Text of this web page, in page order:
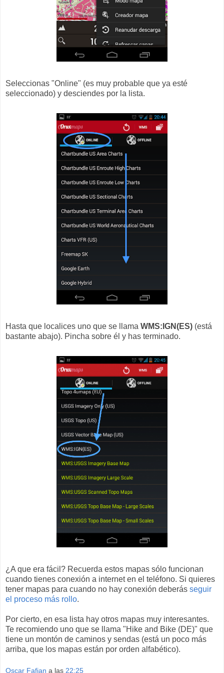
Seleccionas "Online" (es muy probable que ya esté
seleccionado) y desciendes por la lista.
Hasta que localices uno que se llama WMS:IGN(ES) (está
bastante abajo). Pincha sobre él y has terminado.
¿A que era fácil? Recuerda estos mapas sólo funcionan
cuando tienes conexión a internet en el teléfono. Si quieres
tener mapas para cuando no hay conexión deberás seguir
el proceso más rollo.
Por cierto, en esa lista hay otros mapas muy interesantes.
Te recomiendo uno que se llama "Hike and Bike (DE)" que
tiene un montón de caminos y sendas (está un poco más
arriba, que los mapas están por orden alfabético).
Oscar Fafian a las 22:25